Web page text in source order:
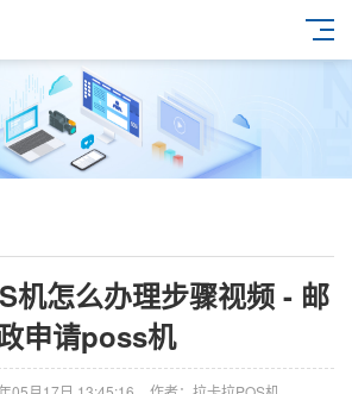
机怎么办理步骤视频 - 邮
申请poss机